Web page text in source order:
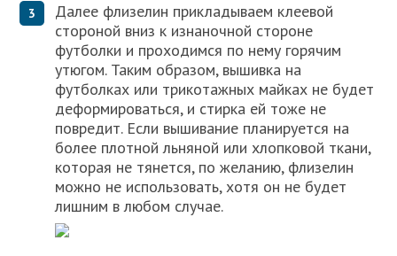
Далее флизелин прикладываем клеевой
стороной вниз к изнаночной стороне
футболки и проходимся по нему горячим
утюгом. Таким образом, вышивка на
футболках или трикотажных майках не будет
деформироваться, и стирка ей тоже не
повредит. Если вышивание планируется на
более плотной льняной или хлопковой ткани,
которая не тянется, по желанию, флизелин
можно не использовать, хотя он не будет
лишним в любом случае.